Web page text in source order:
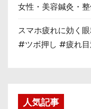
女性・美容鍼灸・
スマホ疲れに効く
#ツボ押し #疲れ
人気記事